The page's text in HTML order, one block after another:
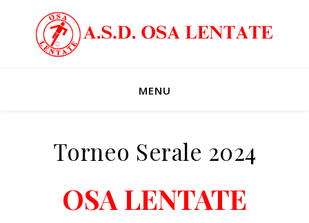
MENU
Torneo Serale 2024
OSA LENTATE